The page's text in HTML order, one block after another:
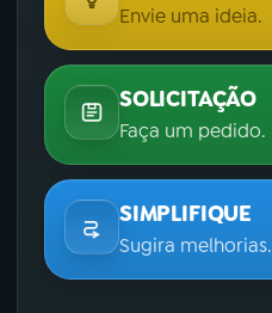
Envie uma ideia.
SOLICITAÇÃO
Faça um pedido.
SIMPLIFIQUE
Sugira melhorias.